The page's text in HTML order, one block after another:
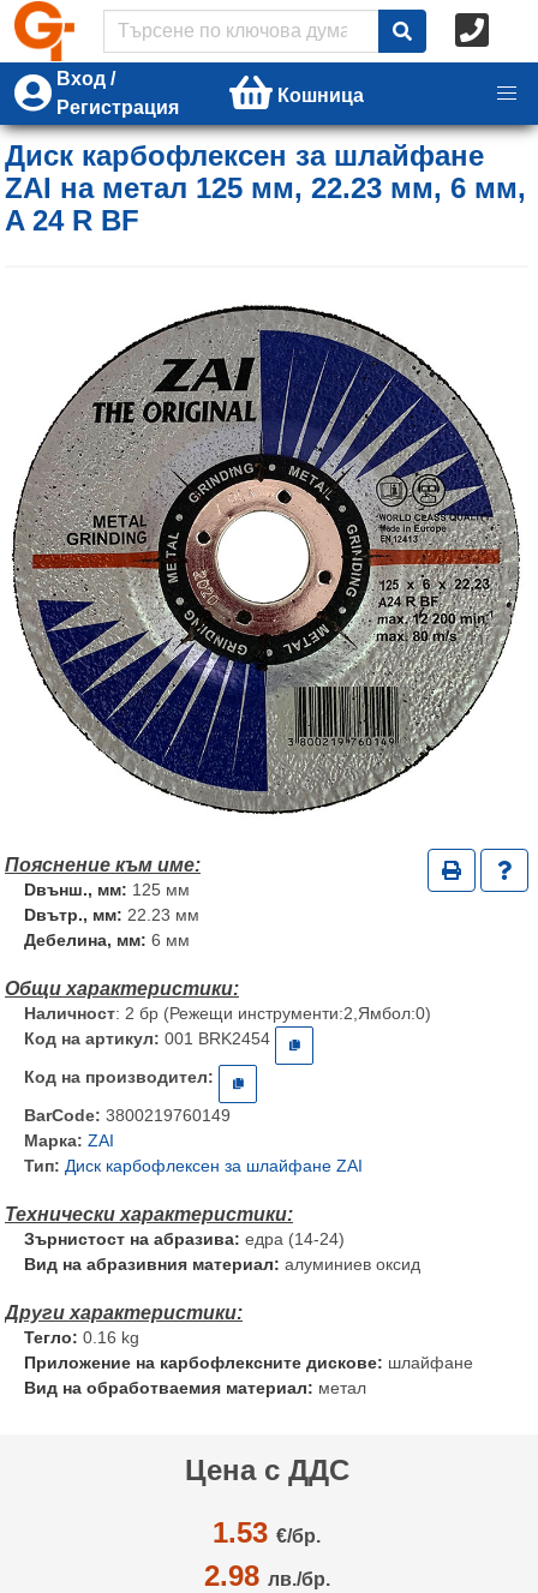
Вход /
Регистрация
Кошница
Диск карбофлексен за шлайфане
ZAI на метал 125 мм, 22.23 мм, 6 мм,
A 24 R BF
Dвънш., мм: 125 мм
Dвътр., мм: 22.23 мм
Дебелина, мм: 6 мм
Наличност: 2 бр (Режещи инструменти:2,Ямбол:0)
Код на артикул: 001 BRK2454
Код на производител:
BarCode: 3800219760149
Марка: ZAI
Тип: Диск карбофлексен за шлайфане ZAI
Зърнистост на абразива: едра (14-24)
Вид на абразивния материал: алуминиев оксид
Тегло: 0.16 kg
Приложение на карбофлексните дискове: шлайфане
Вид на обработваемия материал: метал
Цена с ДДС
1.53 €/бр.
2.98 лв./бр.